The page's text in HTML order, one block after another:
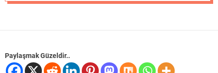
Paylaşmak Güzeldir..